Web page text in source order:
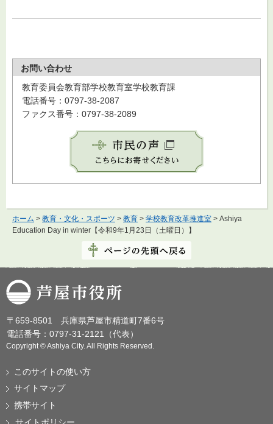
お問い合わせ
教育委員会教育部学校教育室学校教育課
電話番号：0797-38-2087
ファクス番号：0797-38-2089
ホーム > 教育・文化・スポーツ > 教育 > 学校教育改革推進室 > Ashiya
Education Day in winter【令和9年1月23日（土曜日）】
芦屋市役所
〒659-8501 兵庫県芦屋市精道町7番6号
電話番号：0797-31-2121（代表）
Copyright © Ashiya City. All Rights Reserved.
このサイトの使い方
サイトマップ
携帯サイト